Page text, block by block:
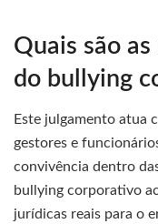
Quais são
do bullying
Este julgamento atua
gestores e
convivência dentro
bullying corporativo
jurídicas reais para o